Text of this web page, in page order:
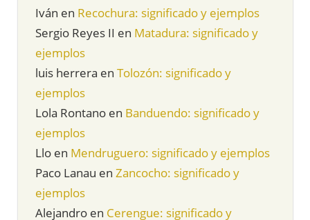
Iván en Recochura: significado y ejemplos
Sergio Reyes II en Matadura: significado y
ejemplos
luis herrera en Tolozón: significado y
ejemplos
Lola Rontano en Banduendo: significado y
ejemplos
Llo en Mendruguero: significado y ejemplos
Paco Lanau en Zancocho: significado y
ejemplos
Alejandro en Cerengue: significado y